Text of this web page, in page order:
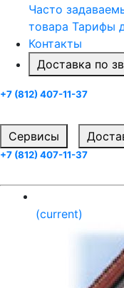
Часто
товара Тарифы
Контакты
Доставка по
+7 (812) 407-11-37
Cервисы
+7 (812) 407-11-37
(current)